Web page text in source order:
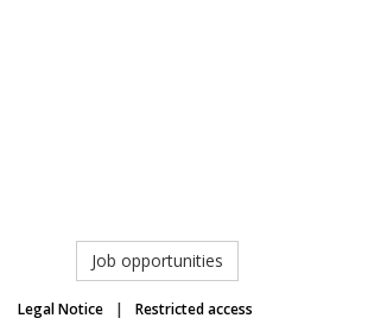
Job opportunities
Legal Notice | Restricted access